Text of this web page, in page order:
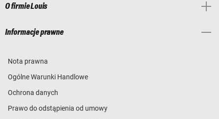
O firmie Louis
Informacje prawne
Nota prawna
Ogólne Warunki Handlowe
Ochrona danych
Prawo do odstąpienia od umowy